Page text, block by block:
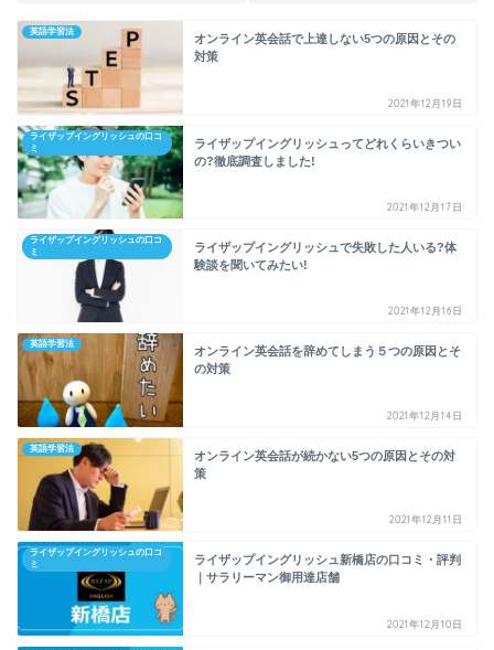
英語学習法
オンライン英会話で上達しない5つの原因とその
対策
2021年12月19日
ライザップイングリッシュの口コ
ミ
ライザップイングリッシュってどれくらいきつい
の?徹底調査しました!
2021年12月17日
ライザップイングリッシュの口コ
ミ
ライザップイングリッシュで失敗した人いる?体
験談を聞いてみたい!
2021年12月16日
英語学習法
オンライン英会話を辞めてしまう５つの原因とそ
の対策
2021年12月14日
英語学習法
オンライン英会話が続かない5つの原因とその対
策
2021年12月11日
ライザップイングリッシュの口コ
ミ
ライザップイングリッシュ新橋店の口コミ・評判
｜サラリーマン御用達店舗
2021年12月10日